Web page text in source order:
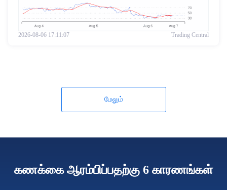
2026-08-06 17:11:07 Trading Central
மேலும்
கணக்கை ஆரம்பிப்பதற்கு 6 காரணங்கள்